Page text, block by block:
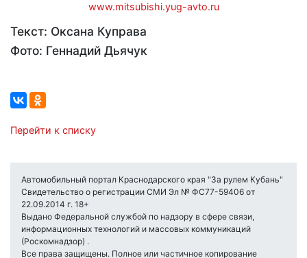
www.mitsubishi.yug-avto.ru
Текст: Оксана Куправа
Фото: Геннадий Дьячук
Перейти к списку
Автомобильный портал Краснодарского края "За рулем Кубань"
Свидетельство о регистрации СМИ Эл № ФС77-59406 от
22.09.2014 г. 18+
Выдано Федеральной службой по надзору в сфере связи,
информационных технологий и массовых коммуникаций
(Роскомнадзор) .
Все права защищены. Полное или частичное копирование